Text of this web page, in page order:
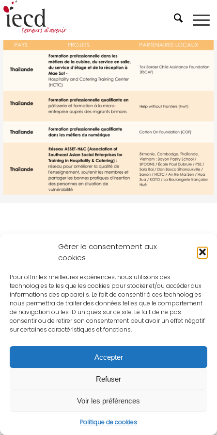
Gérer le consentement aux
cookies
Pour offrir les meilleures expériences, nous utilisons des
technologies telles que les cookies pour stocker et/ou accéder aux
informations des appareils. Le fait de consentir à ces technologies
nous permettra de traiter des données telles que le comportement
de navigation ou les ID uniques sur ce site. Le fait de ne pas
consentir ou de retirer son consentement peut avoir un effet négatif
sur certaines caractéristiques et fonctions.
Accepter
Refuser
Voir les préférences
Politique de cookies